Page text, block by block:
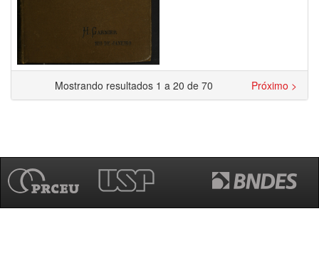
Mostrando resultados 1 a 20 de 70 Próximo >